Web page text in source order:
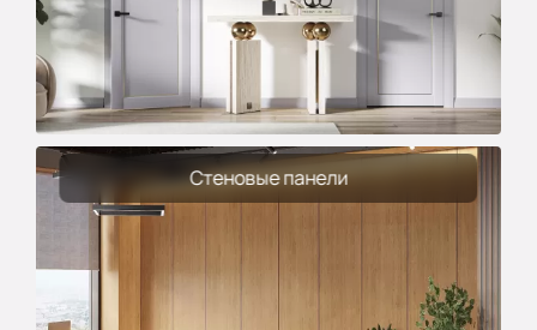
Стеновые панели